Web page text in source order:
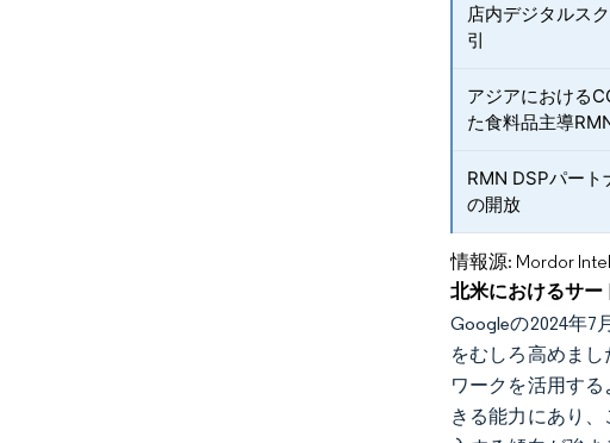
店内デジタルス
引
アジアにおける
た食料品主導
RMN DSPパー
の開放
情報源: Mordor
北米におけるサー
Googleの2024年
をむしろ高めま
ワークを活用す
きる能力にあり